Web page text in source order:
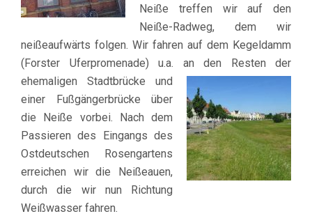
Neiße treffen wir auf den
Neiße-Radweg, dem wir
neißeaufwärts folgen. Wir fahren auf dem Kegeldamm
(Forster Uferpromenade) u.a. an den Resten der
ehemaligen Stadtbrücke und
einer Fußgängerbrücke über
die Neiße vorbei. Nach dem
Passieren des Eingangs des
Ostdeutschen Rosengartens
erreichen wir die Neißeauen,
durch die wir nun Richtung
Weißwasser fahren.